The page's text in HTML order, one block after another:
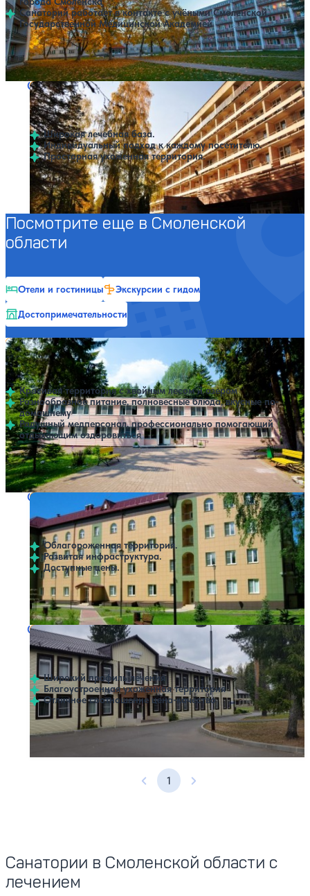
Санаторий работает в контакте с учёными Смоленской
Государственной Медицинской Академией
Профилей лечения:8 Крытый бассейн
Санаторий им. Пржевальского
3.235 отзывов
Пржевальское
Широкая лечебная база.
Индивидуальный подход к каждому посетителю.
Просторная ухоженная территория.
Профилей лечения:6 Крытый бассейн
Нет цен или свободных мест на выбранные даты
Выбрать другой вариант
Посмотрите еще в Смоленской
области
Отели и гостиницы
Экскурсии с гидом
Достопримечательности
Санаторий Кристалл
4.1119 отзывов
Смоленск
Красивая территория с хвойным лесом и озером
Разнообразное питание, полновесные блюда, вкусные по-
домашнему
Радушный медперсонал, профессионально помогающий
отдыхающим оздоровиться
Профилей лечения:3
Нет цен или свободных мест на выбранные даты
Выбрать другой вариант
Санаторий Борок
4.732 отзыва
Борок
Облагороженная территория.
Развитая инфраструктура.
Доступные цены.
Профилей лечения:1
Нет цен или свободных мест на выбранные даты
Выбрать другой вариант
Санаторий Лесная поляна
3.79 отзывов
Десногорск
Широкий профиль лечения
Благоустроенная ухоженная территория
Отличное соотношение цена-качество
Профилей лечения:
Нет цен или свободных мест на выбранные даты
Выбрать другой вариант
Предыдущая страница
1 Следующая страница
Санатории в Смоленской области с
лечением